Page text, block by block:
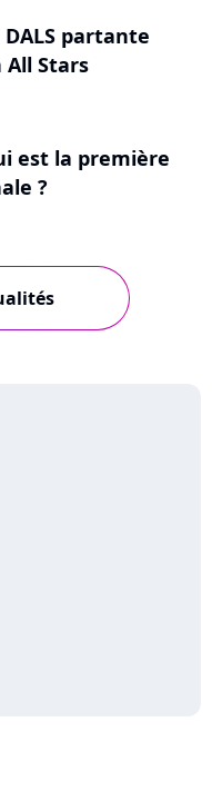
partante
All Stars
est la première
?